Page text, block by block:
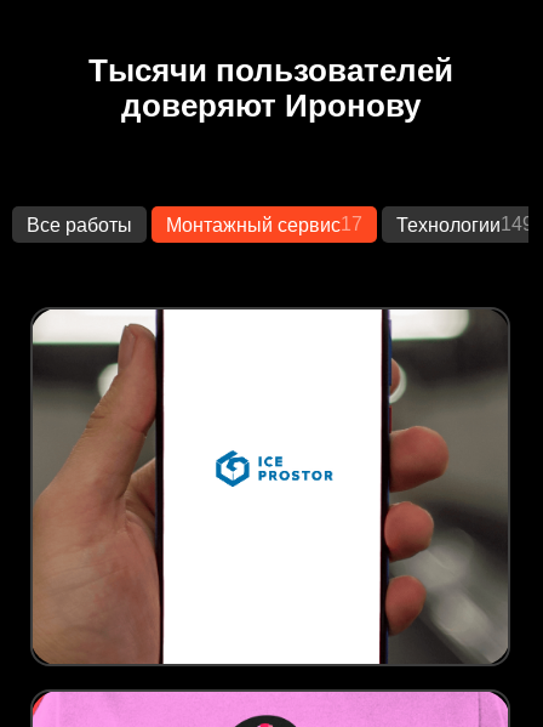
Тысячи пользователей
доверяют Иронову
Все работы Монтажный сервис17 Технологии1492